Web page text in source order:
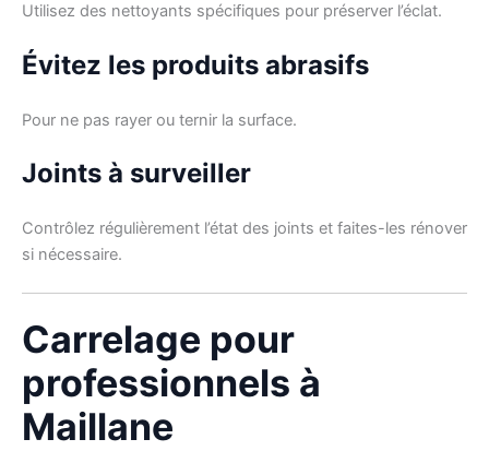
Utilisez des nettoyants spécifiques pour préserver l’éclat.
Évitez les produits abrasifs
Pour ne pas rayer ou ternir la surface.
Joints à surveiller
Contrôlez régulièrement l’état des joints et faites-les rénover
si nécessaire.
Carrelage pour
professionnels à
Maillane